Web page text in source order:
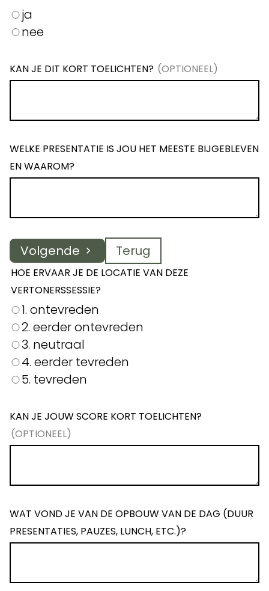
ja
nee
KAN JE DIT KORT TOELICHTEN?
WELKE PRESENTATIE IS JOU HET MEESTE BIJGEBLEVEN
EN WAAROM?
Volgende Terug
HOE ERVAAR JE DE LOCATIE VAN DEZE
VERTONERSSESSIE?
1. ontevreden
2. eerder ontevreden
3. neutraal
4. eerder tevreden
5. tevreden
KAN JE JOUW SCORE KORT TOELICHTEN?
WAT VOND JE VAN DE OPBOUW VAN DE DAG (DUUR
PRESENTATIES, PAUZES, LUNCH, ETC.)?